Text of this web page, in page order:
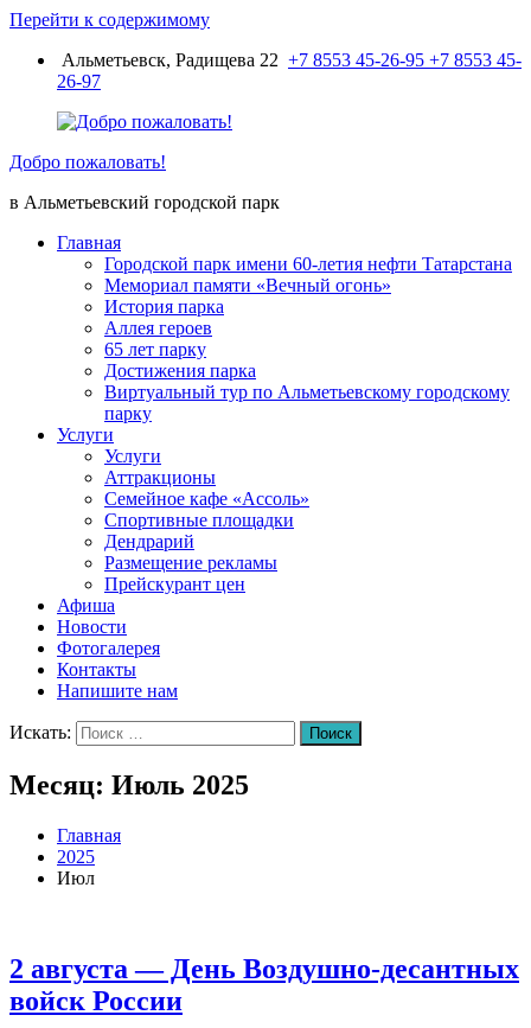
Перейти к содержимому
Альметьевск, Радищева 22 +7 8553 45-26-95 +7 8553 45-
26-97
Добро пожаловать!
в Альметьевский городской парк
Главная
Городской парк имени 60-летия нефти Татарстана
Мемориал памяти «Вечный огонь»
История парка
Аллея героев
65 лет парку
Достижения парка
Виртуальный тур по Альметьевскому городскому
парку
Услуги
Услуги
Аттракционы
Семейное кафе «Ассоль»
Спортивные площадки
Дендрарий
Размещение рекламы
Прейскурант цен
Афиша
Новости
Фотогалерея
Контакты
Напишите нам
Искать: Поиск
Месяц: Июль 2025
Главная
2025
Июл
2 августа — День Воздушно-десантных
войск России